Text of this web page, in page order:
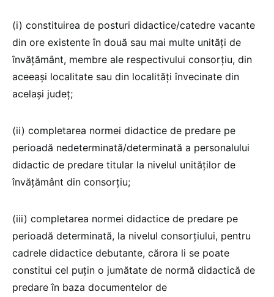
(i) constituirea de posturi didactice/catedre vacante
din ore existente în două sau mai multe unități de
învățământ, membre ale respectivului consorțiu, din
aceeași localitate sau din localități învecinate din
același județ;
(ii) completarea normei didactice de predare pe
perioadă nedeterminată/determinată a personalului
didactic de predare titular la nivelul unităţilor de
învățământ din consorțiu;
(iii) completarea normei didactice de predare pe
perioadă determinată, la nivelul consorțiului, pentru
cadrele didactice debutante, cărora li se poate
constitui cel puţin o jumătate de normă didactică de
predare în baza documentelor de